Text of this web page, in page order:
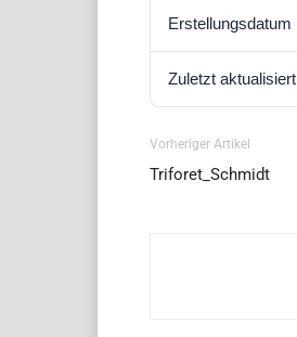
Erstellungsdatum
Zuletzt aktualisiert
Vorheriger Artikel
Triforet_Schmidt